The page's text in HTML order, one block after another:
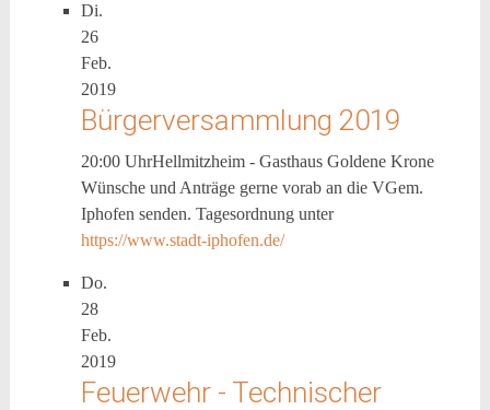
Di.
26
Feb.
2019
Bürgerversammlung 2019
20:00 UhrHellmitzheim - Gasthaus Goldene Krone
Wünsche und Anträge gerne vorab an die VGem.
Iphofen senden. Tagesordnung unter
https://www.stadt-iphofen.de/
Do.
28
Feb.
2019
Feuerwehr - Technischer